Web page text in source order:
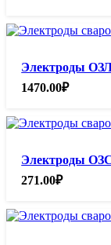
Электроды
1470.00₽
Электроды
271.00₽